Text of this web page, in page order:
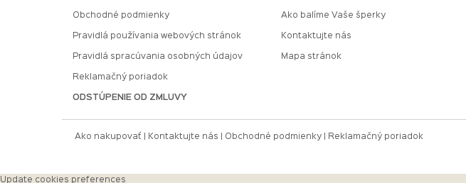
Obchodné podmienky
Pravidlá používania webových stránok
Pravidlá spracúvania osobných údajov
Reklamačný poriadok
ODSTÚPENIE OD ZMLUVY
Ako balíme Vaše šperky
Kontaktujte nás
Mapa stránok
Ako nakupovať Kontaktujte nás Obchodné podmienky Reklamačný poriadok
Update cookies preferences